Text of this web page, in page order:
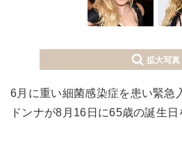
拡大写真
6月に重い細菌感染症を患い緊急
ドンナが8月16日に65歳の誕生日